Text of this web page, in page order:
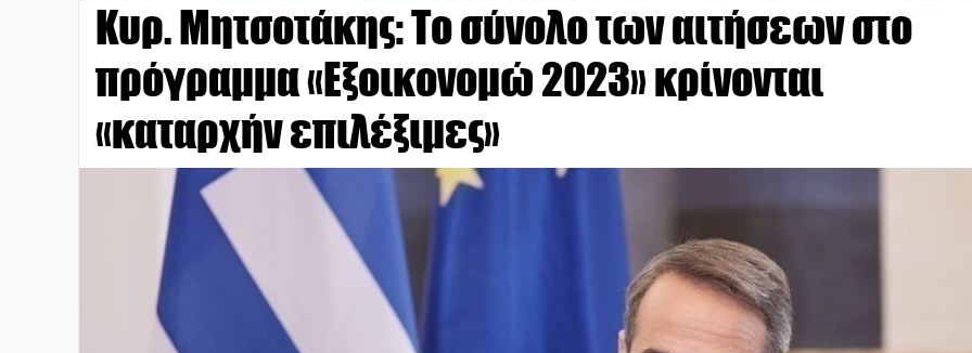
Κυρ. Μητσοτάκης: Το σύνολο των αιτήσεων στο
πρόγραμμα «Εξοικονομώ 2023» κρίνονται
«καταρχήν επιλέξιμες»